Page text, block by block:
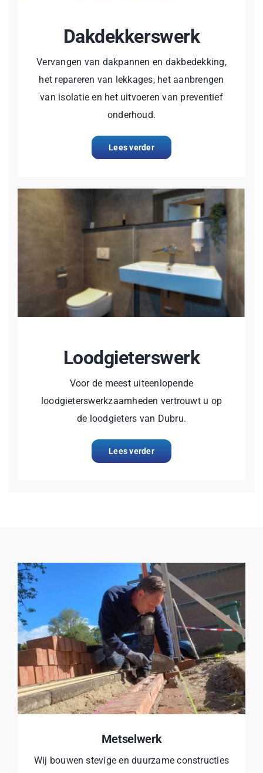
Dakdekkerswerk
Vervangen van dakpannen en dakbedekking,
het repareren van lekkages, het aanbrengen
van isolatie en het uitvoeren van preventief
onderhoud.
Lees verder
Loodgieterswerk
Voor de meest uiteenlopende
loodgieterswerkzaamheden vertrouwt u op
de loodgieters van Dubru.
Lees verder
Metselwerk
Wij bouwen stevige en duurzame constructies